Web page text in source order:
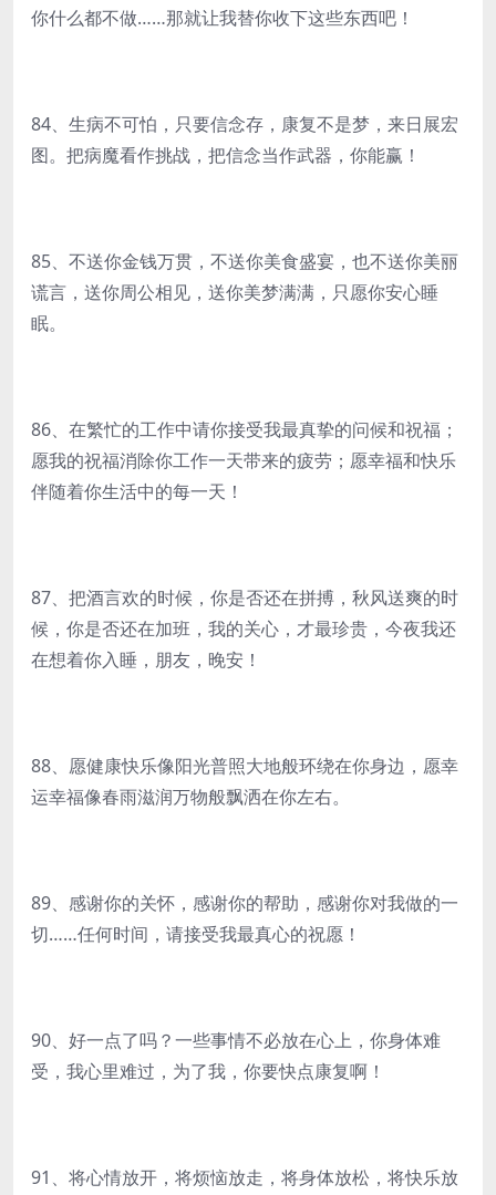
你什么都不做……那就让我替你收下这些东西吧！
84、生病不可怕，只要信念存，康复不是梦，来日展宏
图。把病魔看作挑战，把信念当作武器，你能赢！
85、不送你金钱万贯，不送你美食盛宴，也不送你美丽
谎言，送你周公相见，送你美梦满满，只愿你安心睡
眠。
86、在繁忙的工作中请你接受我最真挚的问候和祝福；
愿我的祝福消除你工作一天带来的疲劳；愿幸福和快乐
伴随着你生活中的每一天！
87、把酒言欢的时候，你是否还在拼搏，秋风送爽的时
候，你是否还在加班，我的关心，才最珍贵，今夜我还
在想着你入睡，朋友，晚安！
88、愿健康快乐像阳光普照大地般环绕在你身边，愿幸
运幸福像春雨滋润万物般飘洒在你左右。
89、感谢你的关怀，感谢你的帮助，感谢你对我做的一
切……任何时间，请接受我最真心的祝愿！
90、好一点了吗？一些事情不必放在心上，你身体难
受，我心里难过，为了我，你要快点康复啊！
91、将心情放开，将烦恼放走，将身体放松，将快乐放